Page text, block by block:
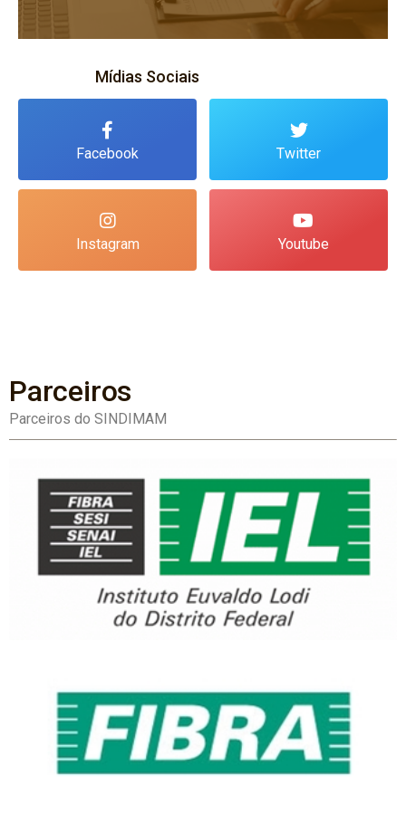
Mídias Sociais
Facebook Twitter
Instagram Youtube
Parceiros
Parceiros do SINDIMAM